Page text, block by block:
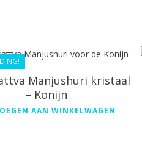
€
40.49
Manjushuri kristaal
– Konijn
AAN WINKELWAGEN